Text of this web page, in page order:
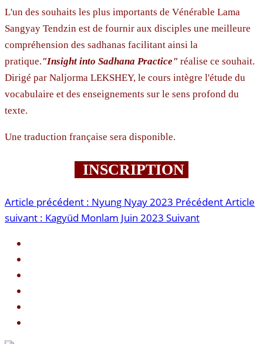
L'un des souhaits les plus importants de Vénérable Lama
Sangyay Tendzin est de fournir aux disciples une meilleure
compréhension des sadhanas facilitant ainsi la
pratique. "Insight into Sadhana Practice" réalise ce souhait.
Dirigé par Naljorma LEKSHEY, le cours intègre l'étude du
vocabulaire et des enseignements sur le sens profond du
texte.
Une traduction française sera disponible.
INSCRIPTION
Article précédent : Nyung Nyay 2023 PrécédentArticle
suivant : Kagyüd Monlam Juin 2023 Suivant